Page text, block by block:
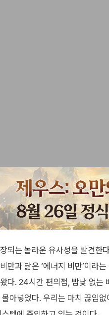
되는 놀라운 유사성을 발견한
과 닮은 ‘에너지 비만’이라
다. 24시간 편의점, 밤낮 없는
아넣었다. 우리는 마치 끊임